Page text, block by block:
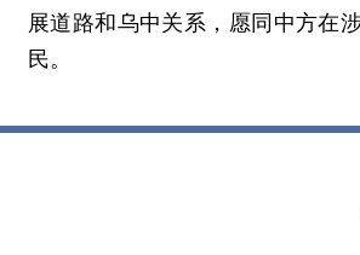
展道路和乌中关系，愿同中方在
民。